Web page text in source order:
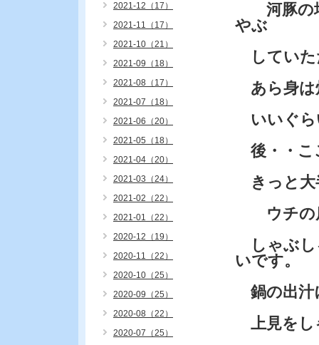
河豚の場
やぶ
していた
あら身は
いいぐら
後・・こ
きっと大
ウチの
しゃぶし
いです。
鍋の出汁
上見をし
2021-12（17）
2021-11（17）
2021-10（21）
2021-09（18）
2021-08（17）
2021-07（18）
2021-06（20）
2021-05（18）
2021-04（20）
2021-03（24）
2021-02（22）
2021-01（22）
2020-12（19）
2020-11（22）
2020-10（25）
2020-09（25）
2020-08（22）
2020-07（25）